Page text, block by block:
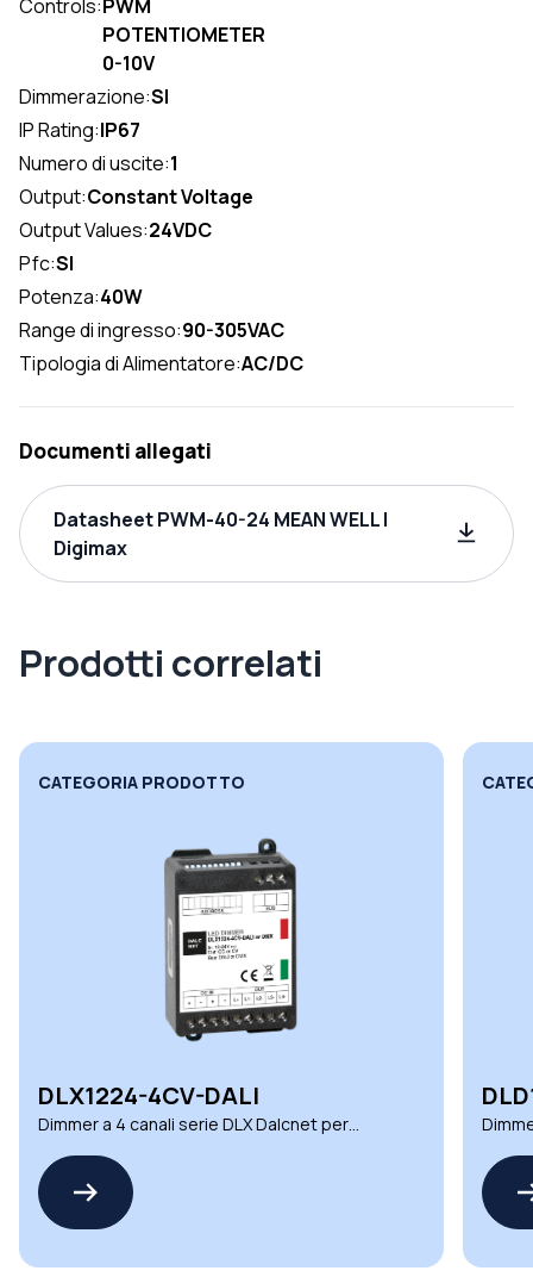
Controls: PWM
POTENTIOMETER
0-10V
Dimmerazione:SI
IP Rating:IP67
Numero di uscite:1
Output:Constant Voltage
Output Values:24VDC
Pfc:SI
Potenza:40W
Range di ingresso:90-305VAC
Tipologia di Alimentatore:AC/DC
Documenti allegati
Datasheet PWM-40-24 MEAN WELL |
Digimax
Prodotti correlati
CATEGORIA PRODOTTO
DLX1224-4CV-DALI
Dimmer a 4 canali serie DLX Dalcnet per